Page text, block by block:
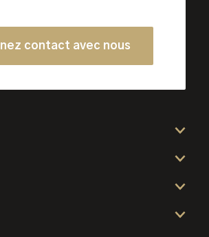
contact avec nous